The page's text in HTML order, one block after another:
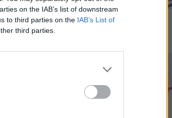
on the IAB’s list of downstream
to third parties on the IAB’s List of
third parties.